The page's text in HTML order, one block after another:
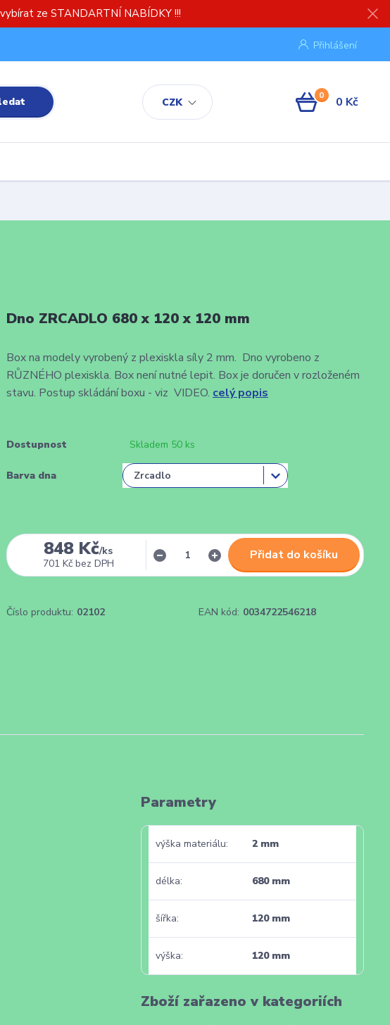
ze STANDARTNÍ NABÍDKY !!!
CZK
Přihlášení
0 0 Kč
Dno ZRCADLO 680 x 120 x 120 mm
Box na modely vyrobený z plexiskla síly 2 mm. Dno vyrobeno z
RŮZNÉHO plexiskla. Box není nutné lepit. Box je doručen v rozloženém
stavu. Postup skládání boxu - viz VIDEO. celý popis
Dostupnost Skladem 50 ks
Barva dna
848 Kč/ks
701 Kč bez DPH
Přidat do košíku
Číslo produktu: 02102 EAN kód: 0034722546218
Parametry
výška materiálu 2 mm
délka 680 mm
šířka 120 mm
výška 120 mm
Zboží zařazeno v kategoriích